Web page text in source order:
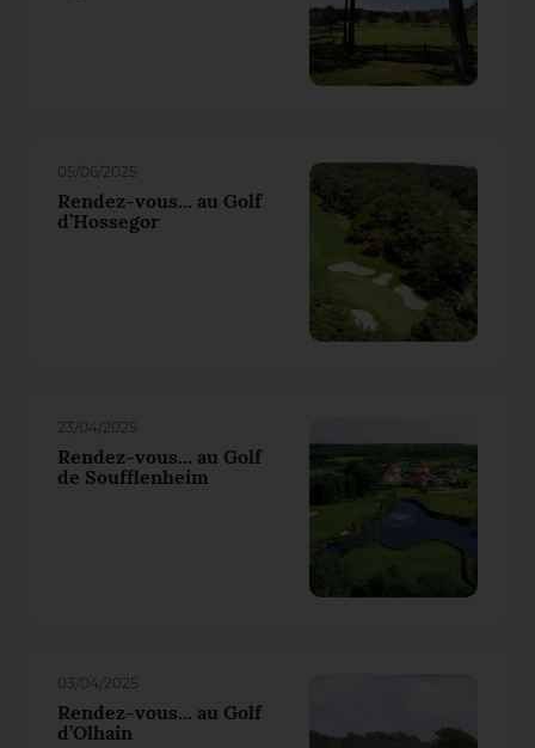
05/06/2025
Rendez-vous... au Golf
d’Hossegor
23/04/2025
Rendez-vous... au Golf
de Soufflenheim
03/04/2025
Rendez-vous... au Golf
d’Olhain